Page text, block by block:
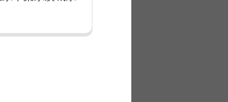
事とは